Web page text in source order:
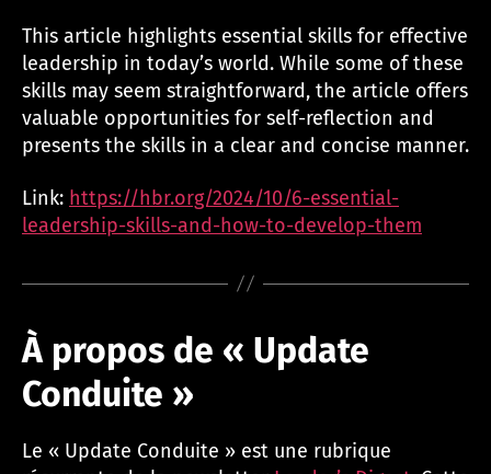
This article highlights essential skills for effective
leadership in today’s world. While some of these
skills may seem straightforward, the article offers
valuable opportunities for self-reflection and
presents the skills in a clear and concise manner.
Link: https://hbr.org/2024/10/6-essential-
leadership-skills-and-how-to-develop-them
À propos de « Update
Conduite »
Le « Update Conduite » est une rubrique